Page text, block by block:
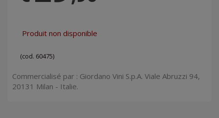
Produit non disponible
(cod. 60475)
Commercialisé par : Giordano Vini S.p.A. Viale Abruzzi 94,
20131 Milan - Italie.